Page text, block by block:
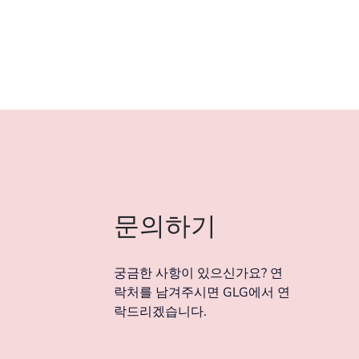
문의하기
궁금한 사항이 있으신가요? 연
락처를 남겨주시면 GLG에서 연
락드리겠습니다.